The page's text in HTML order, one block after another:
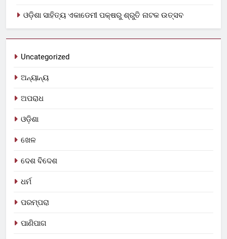
ଓଡ଼ିଶା ସାହିତ୍ୟ ଏକାଡେମୀ ପକ୍ଷରୁ ଶ୍ରୁତି ନାଟକ ଉତ୍ସବ
Uncategorized
ଅନ୍ୟାନ୍ୟ
ଅପରାଧ
ଓଡ଼ିଶା
ଖେଳ
ଦେଶ ବିଦେଶ
ଧର୍ମ
ପରମ୍ପରା
ପାଣିପାଗ